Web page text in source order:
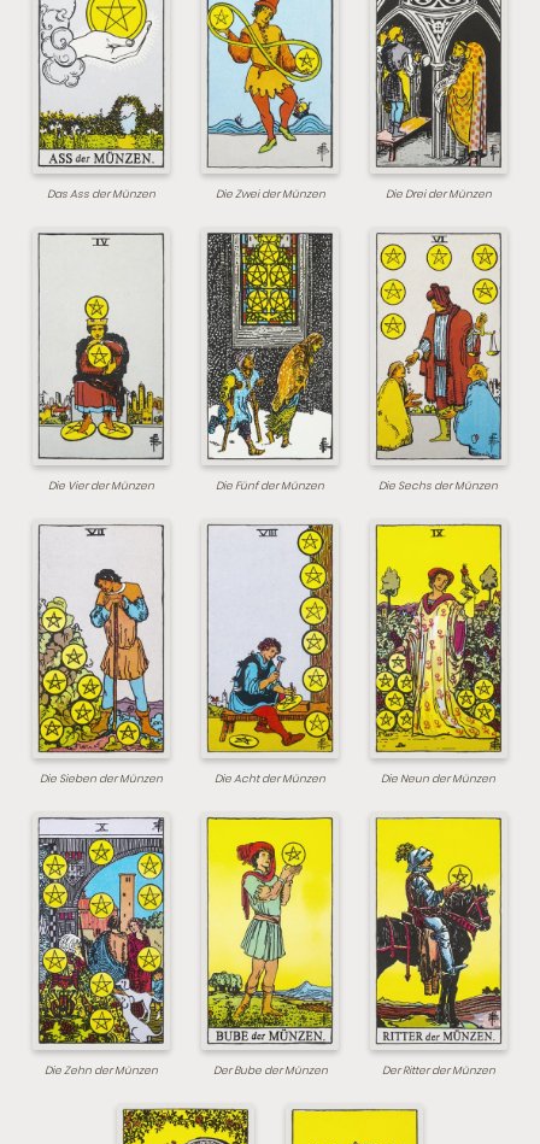
Das Ass der Münzen Die Zwei der Münzen Die Drei der Münzen
Die Vier der Münzen Die Fünf der Münzen Die Sechs der Münzen
Die Sieben der Münzen Die Acht der Münzen Die Neun der Münzen
Die Zehn der Münzen Der Bube der Münzen Der Ritter der Münzen